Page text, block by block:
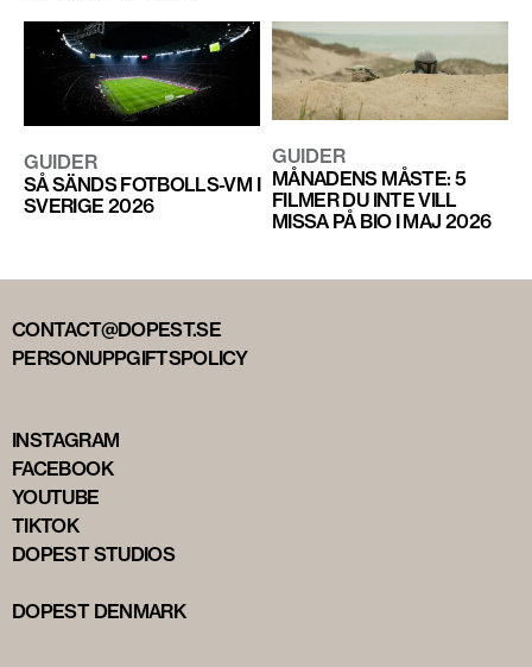
GUIDER
SÅ SÄNDS FOTBOLLS-VM I
SVERIGE 2026
GUIDER
MÅNADENS MÅSTE: 5
FILMER DU INTE VILL
MISSA PÅ BIO I MAJ 2026
CONTACT@DOPEST.SE
PERSONUPPGIFTSPOLICY
INSTAGRAM
FACEBOOK
YOUTUBE
TIKTOK
DOPEST STUDIOS
DOPEST DENMARK